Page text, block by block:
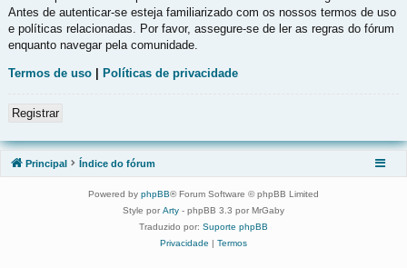
Antes de autenticar-se esteja familiarizado com os nossos termos de uso
e políticas relacionadas. Por favor, assegure-se de ler as regras do fórum
enquanto navegar pela comunidade.
Termos de uso Políticas de privacidade
Registrar
Principal Índice do fórum
Powered by phpBB® Forum Software © phpBB Limited
Style por Arty - phpBB 3.3 por MrGaby
Traduzido por: Suporte phpBB
Privacidade | Termos